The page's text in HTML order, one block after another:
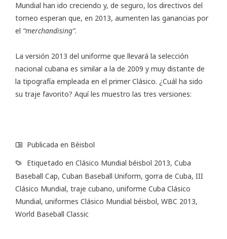
Mundial han ido creciendo y, de seguro, los directivos del
torneo esperan que, en 2013, aumenten las ganancias por
el “merchandising”.
La versión 2013 del uniforme que llevará la selección
nacional cubana es similar a la de 2009 y muy distante de
la tipografía empleada en el primer Clásico. ¿Cuál ha sido
su traje favorito? Aquí les muestro las tres versiones:
Publicada en Béisbol
Etiquetado en Clásico Mundial béisbol 2013, Cuba
Baseball Cap, Cuban Baseball Uniform, gorra de Cuba, III
Clásico Mundial, traje cubano, uniforme Cuba Clásico
Mundial, uniformes Clásico Mundial béisbol, WBC 2013,
World Baseball Classic